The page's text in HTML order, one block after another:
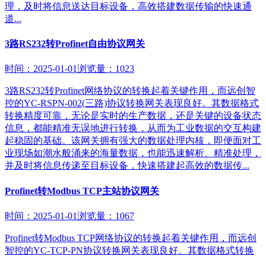
理，及时将信息送达目标设备，高效搭建数据传输的快速通
道...
3路RS232转Profinet自由协议网关
时间：2025-01-01浏览量：1023
3路RS232转Profinet网络协议的转换起着关键作用，而远创智
控的YC-RSPN-002(三路)协议转换网关表现良好。其数据格式
转换精度可靠，无论是实时的生产数据，还是关键的设备状态
信息，都能精准无误地进行转换，从而为工业数据的交互构建
起稳固的基础。该网关拥有强大的数据处理内核，即便面对工
业现场如潮水般涌来的海量数据，也能迅速解析、精准处理，
并及时将信息传递至目标设备，快速搭建起高效的数据传...
Profinet转Modbus TCP主站协议网关
时间：2025-01-01浏览量：1067
Profinet转Modbus TCP网络协议的转换起着关键作用，而远创
智控的YC-TCP-PN协议转换网关表现良好。其数据格式转换